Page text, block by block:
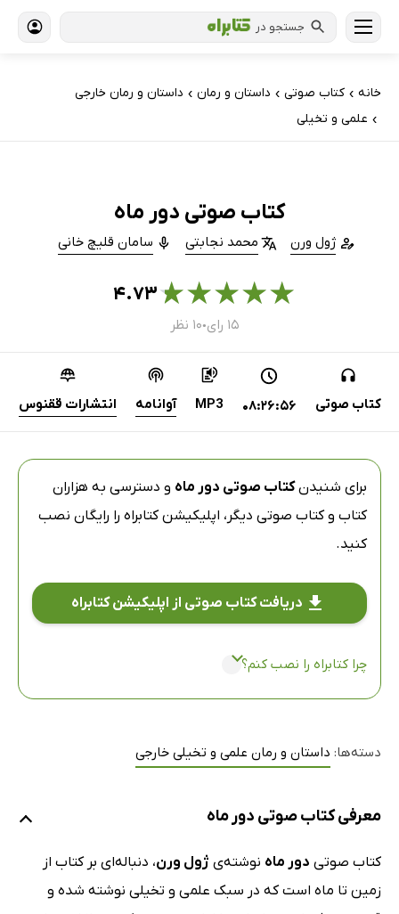
جستجو در
خانه › کتاب‌ صوتی › داستان و رمان › داستان و رمان خارجی
› علمی و تخیلی
کتاب صوتی دور ماه
ژول ورن محمد نجابتی سامان قلیچ خانی
★
★
★
★
★۴.۷۳
۱۵ رای ● ۱۰ نظر
کتاب صوتی 08:26:56
MP3 آوانامه انتشارات ققنوس
برای شنیدنکتاب صوتی دور ماه و دسترسی به هزاران
کتاب و کتاب صوتی دیگر، اپلیکیشن کتابراه را رایگان نصب
کنید.
دریافت کتاب صوتی از اپلیکیشن کتابراه
چرا کتابراه را نصب کنم؟
دسته‌ها: داستان و رمان علمی و تخیلی خارجی
معرفی کتاب صوتی دور ماه
کتاب صوتی دور ماه نوشته‌ی ژول ورن، دنباله‌ای بر کتاب از
زمین تا ماه است که در سبک علمی و تخیلی نوشته شده و